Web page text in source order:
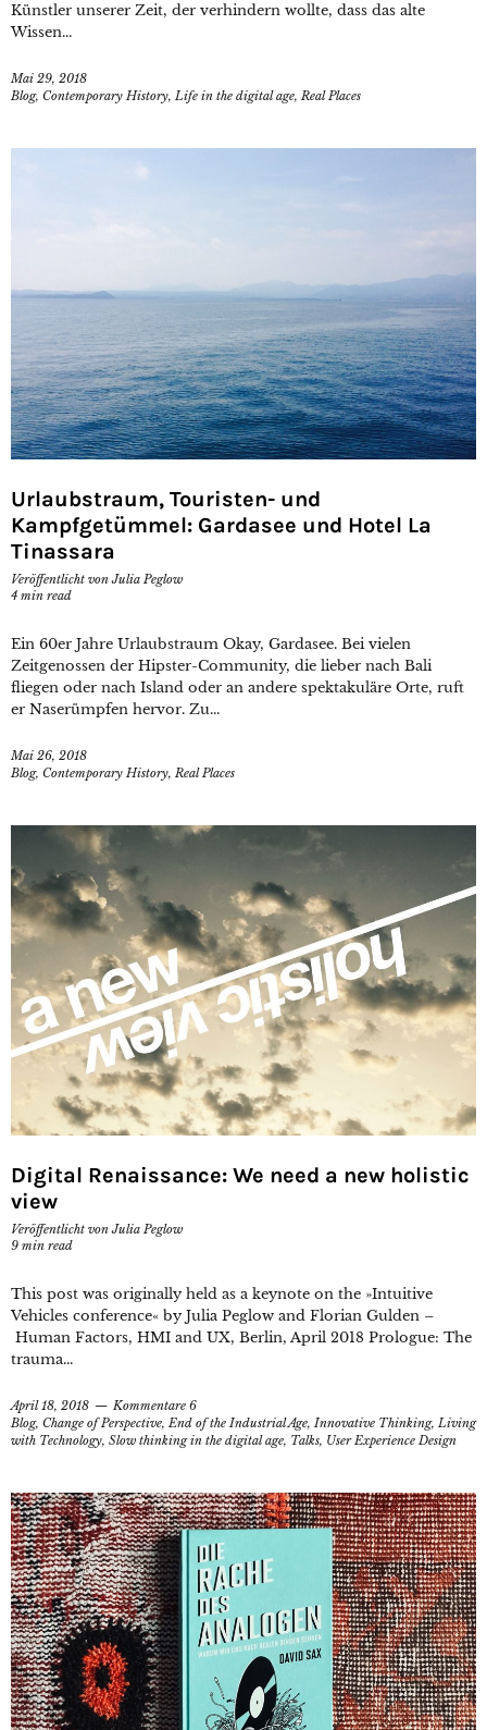
Künstler unserer Zeit, der verhindern wollte, dass das alte
Wissen...
Mai 29, 2018
Blog, Contemporary History, Life in the digital age, Real Places
Urlaubstraum, Touristen- und
Kampfgetümmel: Gardasee und Hotel La
Tinassara
Veröffentlicht vonJulia Peglow
4 min read
Ein 60er Jahre Urlaubstraum Okay, Gardasee. Bei vielen
Zeitgenossen der Hipster-Community, die lieber nach Bali
fliegen oder nach Island oder an andere spektakuläre Orte, ruft
er Naserümpfen hervor. Zu...
Mai 26, 2018
Blog, Contemporary History, Real Places
Digital Renaissance: We need a new holistic
view
Veröffentlicht vonJulia Peglow
9 min read
This post was originally held as a keynote on the »Intuitive
Vehicles conference« by Julia Peglow and Florian Gulden –
Human Factors, HMI and UX, Berlin, April 2018 Prologue: The
trauma...
April 18, 2018
Kommentare 6
Blog, Change of Perspective, End of the Industrial Age,Innovative Thinking, Living
with Technology, Slow thinking in the digital age, Talks, User Experience Design